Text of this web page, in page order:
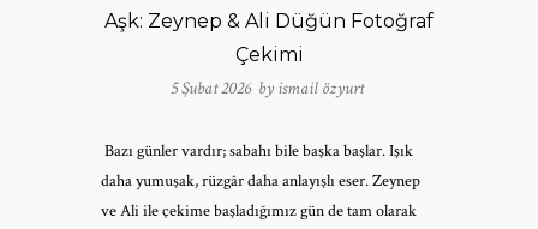
Aşk: Zeynep & Ali Düğün Fotoğraf
Çekimi
5 Şubat 2026 by ismail özyurt
Bazı günler vardır; sabahı bile başka başlar. Işık
daha yumuşak, rüzgâr daha anlayışlı eser. Zeynep
ve Ali ile çekime başladığımız gün de tam olarak